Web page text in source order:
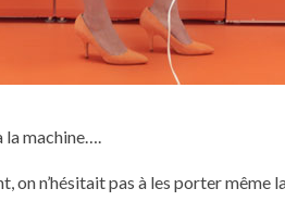
la machine….
on n’hésitait pas à les porter même